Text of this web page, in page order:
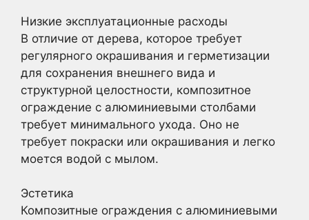
Низкие эксплуатационные расходы
В отличие от дерева, которое требует
регулярного окрашивания и герметизации
для сохранения внешнего вида и
структурной целостности, композитное
ограждение с алюминиевыми столбами
требует минимального ухода. Оно не
требует покраски или окрашивания и легко
моется водой с мылом.
Эстетика
Композитные ограждения с алюминиевыми